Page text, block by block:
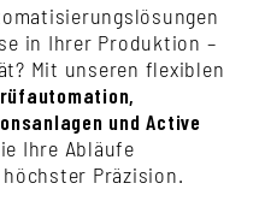
in Ihrer Produktion –
Mit unseren flexiblen
und Active
Ihre Abläufe
Präzision.